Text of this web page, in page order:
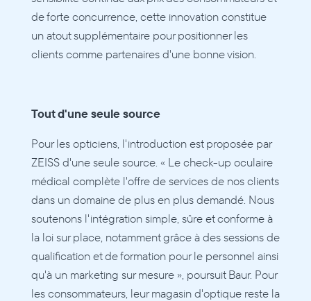
de forte concurrence, cette innovation constitue
un atout supplémentaire pour positionner les
clients comme partenaires d'une bonne vision.
Tout d'une seule source
Pour les opticiens, l'introduction est proposée par
ZEISS d'une seule source. « Le check-up oculaire
médical complète l'offre de services de nos clients
dans un domaine de plus en plus demandé. Nous
soutenons l'intégration simple, sûre et conforme à
la loi sur place, notamment grâce à des sessions de
qualification et de formation pour le personnel ainsi
qu'à un marketing sur mesure », poursuit Baur. Pour
les consommateurs, leur magasin d'optique reste la